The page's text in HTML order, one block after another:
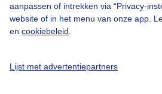
aanpassen of intrekken via “Privacy-
website of in het menu van onze app.
en cookiebeleid
Lijst met advertentiepartners
Cookie beleid
Privacy instellingen